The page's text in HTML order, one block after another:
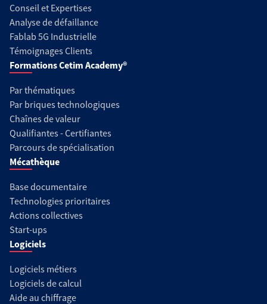
Conseil et Expertises
Analyse de défaillance
Fablab 5G Industrielle
Témoignages Clients
Formations Cetim Academy®
Par thématiques
Par briques technologiques
Chaînes de valeur
Qualifiantes - Certifiantes
Parcours de spécialisation
Mécathèque
Base documentaire
Technologies prioritaires
Actions collectives
Start-ups
Logiciels
Logiciels métiers
Logiciels de calcul
Aide au chiffrage